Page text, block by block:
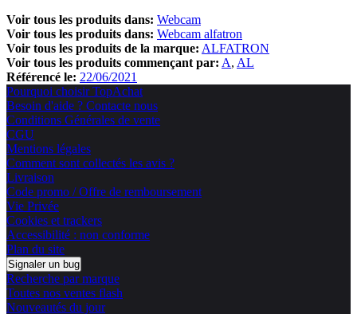
Voir tous les produits dans: Webcam
Voir tous les produits dans: Webcam alfatron
Voir tous les produits de la marque: ALFATRON
Voir tous les produits commençant par: A AL
Référencé le: 22/06/2021
Pourquoi choisir TopAchat
Besoin d'aide ? Contacte nous
Conditions Générales de vente
CGU
Mentions légales
Comment sont collectés les avis ?
Livraison
Code promo / Offre de remboursement
Vie Privée
Cookies et trackers
Accessibilité : non conforme
Plan du site
Signaler un bug
Recherche par marque
Toutes nos ventes flash
Nouveautés du jour